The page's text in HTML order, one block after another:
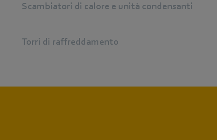
Scambiatori di calore e unità condensanti
Torri di raffreddamento